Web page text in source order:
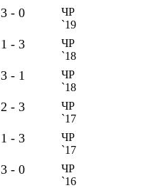
3 - 0
ЧР
`19
1 - 3
ЧР
`18
3 - 1
ЧР
`18
2 - 3
ЧР
`17
1 - 3
ЧР
`17
3 - 0
ЧР
`16